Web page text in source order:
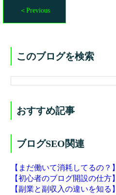
＜Previous
このブログを検索
おすすめ記事
ブログSEO関連
【まだ働いて消耗してるの？】
【初心者のブログ開設の仕方】
【副業と副収入の違いを知る】